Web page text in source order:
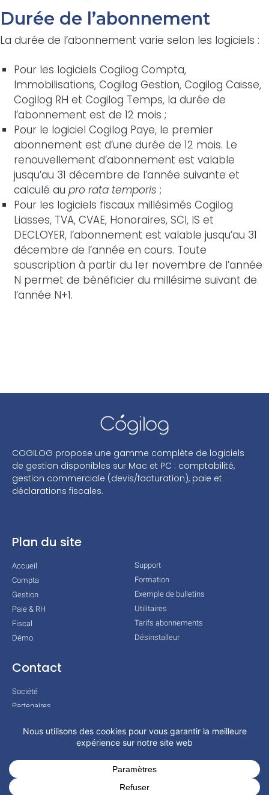
Durée de l’abonnement
La durée de l’abonnement varie selon les logiciels :
Pour les logiciels Cogilog Compta,
Immobilisations, Cogilog Gestion, Cogilog Caisse,
Cogilog RH et Cogilog Temps, la durée de
l’abonnement est de 12 mois ;
Pour le logiciel Cogilog Paye, le premier
abonnement est d’une durée de 12 mois. Le
renouvellement d’abonnement est valable
jusqu’au 31 décembre de l’année suivante et
calculé aupro rata temporis ;
Pour les logiciels fiscaux millésimés Cogilog
Liasses, TVA, CVAE, Honoraires, SCI, IS et
DECLOYER, l’abonnement est valable jusqu’au 31
décembre de l’année en cours. Toute
souscription à partir du 1er novembre de l’année
N permet de bénéficier du millésime suivant de
l’année N+1.
COGILOG propose une gamme complète de logiciels
de gestion disponibles sur Mac et PC : comptabilité,
gestion commerciale (devis/facturation), paie et
déclarations fiscales.
Plan du site
Accueil
Compta
Gestion
Paie & RH
Fiscal
Démo
Support
Formation
Exemple de bulletins
Utilitaires
Tarifs abonnements
Désinstalleur
Contact
Société
Partenaires
Mentions légales
Conditions générales
Actualités